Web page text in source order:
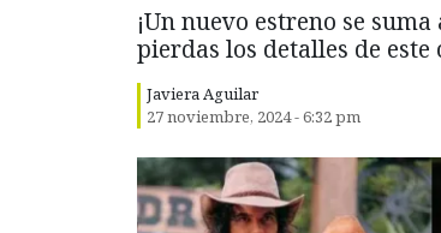
¡Un nuevo estreno se
pierdas los detalles de
Javiera Aguilar
27 noviembre, 2024 - 6:32 pm